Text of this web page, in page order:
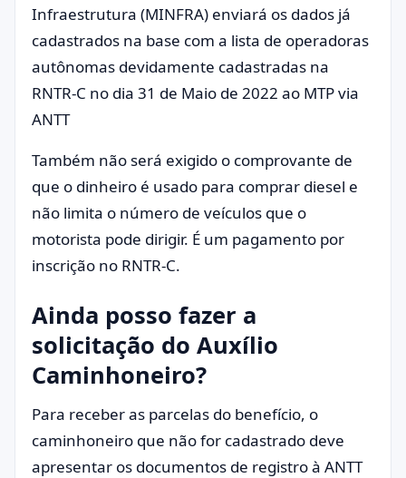
Infraestrutura (MINFRA) enviará os dados já
cadastrados na base com a lista de operadoras
autônomas devidamente cadastradas na
RNTR-C no dia 31 de Maio de 2022 ao MTP via
ANTT
Também não será exigido o comprovante de
que o dinheiro é usado para comprar diesel e
não limita o número de veículos que o
motorista pode dirigir. É um pagamento por
inscrição no RNTR-C.
Ainda posso fazer a
solicitação do Auxílio
Caminhoneiro?
Para receber as parcelas do benefício, o
caminhoneiro que não for cadastrado deve
apresentar os documentos de registro à ANTT